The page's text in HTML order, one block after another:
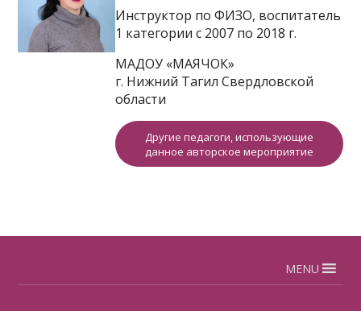
Инструктор по ФИЗО, воспитатель
1 категории с 2007 по 2018 г.
МАДОУ «МАЯЧОК»
г. Нижний Тагил Свердловской
области
Другие педагоги, использующие
данное авторское мероприятие
MENU